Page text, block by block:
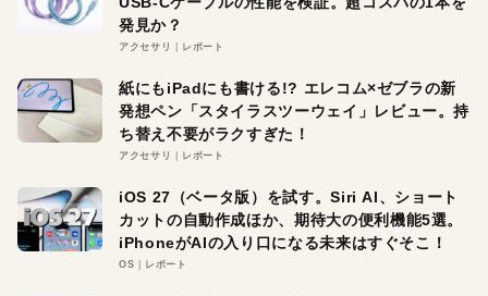
発見か？
アクセサリ レポート
紙にもiPadにも書ける!? エレコム×ゼブラの新
発想ペン「スタイラスツーウェイ」レビュー。持
ち替え不要がラクすぎた！
アクセサリ レポート
iOS 27（ベータ版）を試す。Siri AI、ショート
カットの自動作成ほか、期待大の便利機能5選。
iPhoneがAIの入り口になる未来はすぐそこ！
OS レポート